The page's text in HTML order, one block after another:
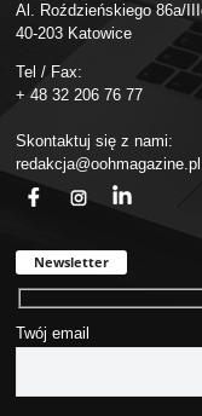
Al. Roździeńskiego 86a/
40-203 Katowice
Tel / Fax:
+ 48 32 206 76 77
Skontaktuj się z nami:
redakcja@oohmagazine.pl
Newsletter
Twój email